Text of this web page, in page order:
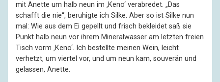
mit Anette um halb neun im ‚Keno‘ verabredet. „Das
schafft die nie“, beruhigte ich Silke. Aber so ist Silke nun
mal: Wie aus dem Ei gepellt und frisch bekleidet saß sie
Punkt halb neun vor ihrem Mineralwasser am letzten freien
Tisch vorm ‚Keno‘. Ich bestellte meinen Wein, leicht
verhetzt, um viertel vor, und um neun kam, souverän und
gelassen, Anette.